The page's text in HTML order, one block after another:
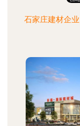
石家庄建材企